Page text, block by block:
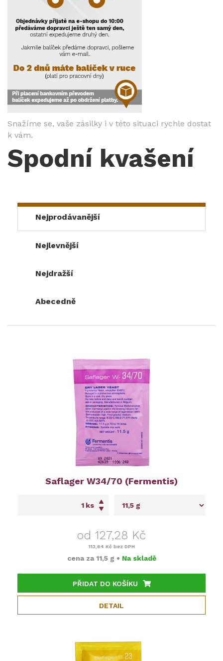
Snažíme se, vaše zásilky i v této situaci rychle dostat
k vám.
Spodní kvašení
Nejprodávanější
Nejlevnější
Nejdražší
Abecedně
Saflager W34/70 (Fermentis)
ks
od 127,28 Kč
113,64 Kč bez DPH
cena za 11,5 g • Na skladě
PŘIDAT DO KOŠÍKU
DETAIL